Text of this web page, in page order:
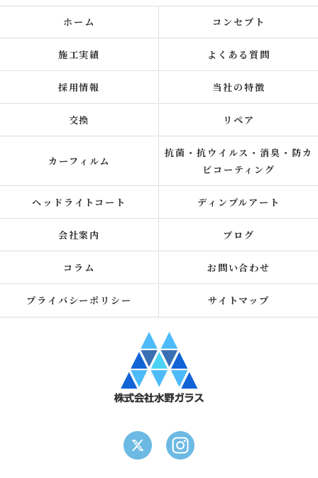
ホーム コンセプト
施工実績 よくある質問
採用情報 当社の特徴
交換 リペア
カーフィルム
抗菌・抗ウイルス・消臭・防カ
ビコーティング
ヘッドライトコート ディンプルアート
会社案内 ブログ
コラム お問い合わせ
プライバシーポリシー サイトマップ